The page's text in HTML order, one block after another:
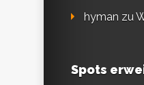
hyman zu
Spots